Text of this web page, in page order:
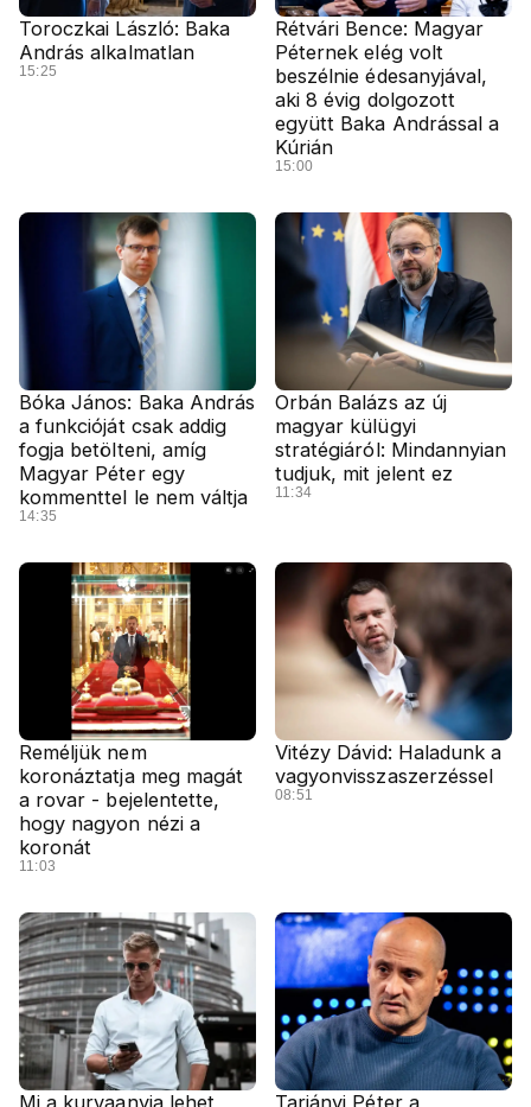
Toroczkai László: Baka
András alkalmatlan
15:25
Rétvári Bence: Magyar
Péternek elég volt
beszélnie édesanyjával,
aki 8 évig dolgozott
együtt Baka Andrással a
Kúrián
15:00
Bóka János: Baka András
a funkcióját csak addig
fogja betölteni, amíg
Magyar Péter egy
kommenttel le nem váltja
14:35
Orbán Balázs az új
magyar külügyi
stratégiáról: Mindannyian
tudjuk, mit jelent ez
11:34
Reméljük nem
koronáztatja meg magát
a rovar - bejelentette,
hogy nagyon nézi a
koronát
11:03
Vitézy Dávid: Haladunk a
vagyonvisszaszerzéssel
08:51
Mi a kurvaanyja lehet Tarjányi Péter a